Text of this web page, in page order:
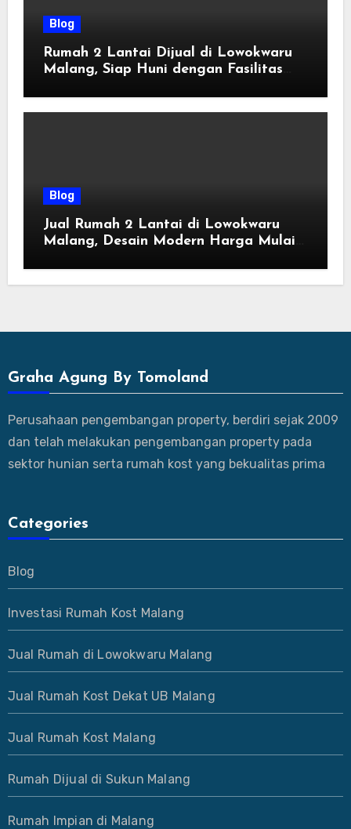
Blog
Rumah 2 Lantai Dijual di Lowokwaru
Malang, Siap Huni dengan Fasilitas
Blog
Jual Rumah 2 Lantai di Lowokwaru
Malang, Desain Modern Harga Mulai
Graha Agung By Tomoland
Perusahaan pengembangan property, berdiri sejak 2009
dan telah melakukan pengembangan property pada
sektor hunian serta rumah kost yang bekualitas prima
Categories
Blog
Investasi Rumah Kost Malang
Jual Rumah di Lowokwaru Malang
Jual Rumah Kost Dekat UB Malang
Jual Rumah Kost Malang
Rumah Dijual di Sukun Malang
Rumah Impian di Malang